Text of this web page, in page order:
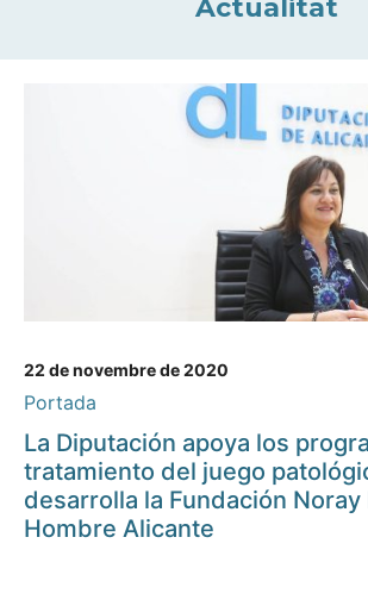
Actualitat
22 de novembre de 2020
Portada
La Diputación apoya los
tratamiento del juego
desarrolla la Fundación
Hombre Alicante